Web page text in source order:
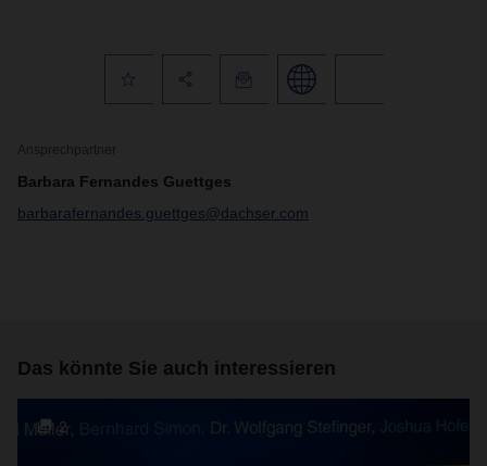
Ansprechpartner
Barbara Fernandes Guettges
barbarafernandes.guettges@dachser.com
Das könnte Sie auch interessieren
2